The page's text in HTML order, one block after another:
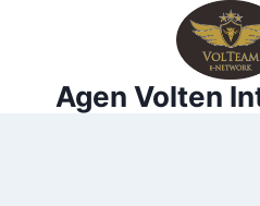
Agen Volten